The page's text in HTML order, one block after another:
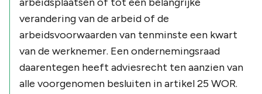
verandering van de arbeid of de
arbeidsvoorwaarden van tenminste een kwart
van de werknemer. Een ondernemingsraad
daarentegen heeft adviesrecht ten aanzien van
alle voorgenomen besluiten in artikel 25 WOR.